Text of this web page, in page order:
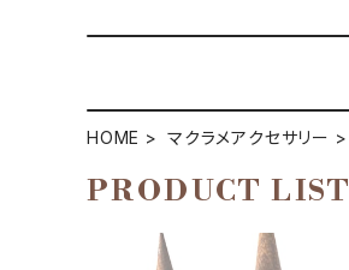
HOME マクラメアクセサリー
PRODUCT LIST